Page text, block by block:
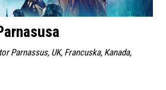
Parnassus, UK, Francuska, Kanada,